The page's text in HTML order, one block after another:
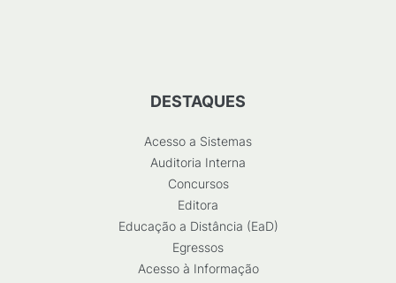
DESTAQUES
Acesso a Sistemas
Auditoria Interna
Concursos
Editora
Educação a Distância (EaD)
Egressos
Acesso à Informação